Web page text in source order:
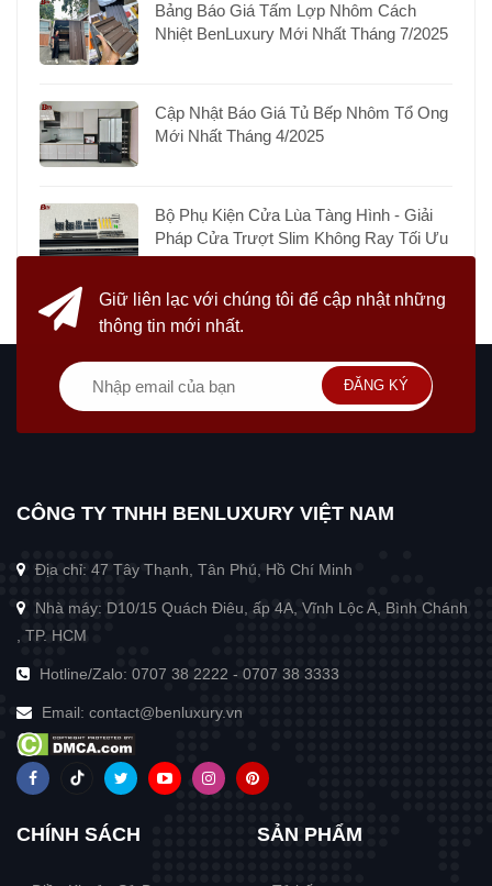
Bảng Báo Giá Tấm Lợp Nhôm Cách
Nhiệt BenLuxury Mới Nhất Tháng 7/2025
Cập Nhật Báo Giá Tủ Bếp Nhôm Tổ Ong
Mới Nhất Tháng 4/2025
Bộ Phụ Kiện Cửa Lùa Tàng Hình - Giải
Pháp Cửa Trượt Slim Không Ray Tối Ưu
Giữ liên lạc với chúng tôi để cập nhật những
thông tin mới nhất.
ĐĂNG KÝ
CÔNG TY TNHH BENLUXURY VIỆT NAM
Địa chỉ: 47 Tây Thạnh, Tân Phú, Hồ Chí Minh
Nhà máy: D10/15 Quách Điêu, ấp 4A, Vĩnh Lộc A, Bình Chánh
, TP. HCM
Hotline/Zalo: 0707 38 2222 - 0707 38 3333
Email: contact@benluxury.vn
CHÍNH SÁCH SẢN PHẨM